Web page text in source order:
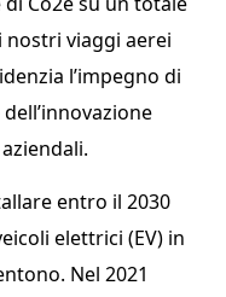
nostri viaggi aerei
l’impegno di
entro il 2030
elettrici (EV) in
Nel 2021